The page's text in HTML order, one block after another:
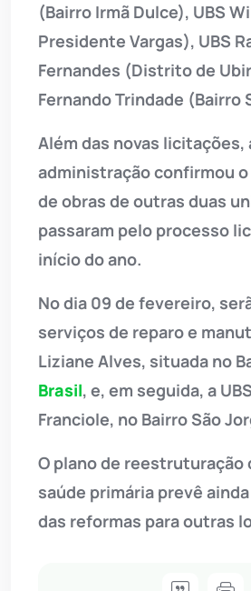
(Bairro Irmã Dulce), UBS
Presidente Vargas), UBS
Fernandes (Distrito de
Fernando Trindade (Bairro
Além das novas licitações,
administração confirmou
de obras de outras duas
passaram pelo processo
início do ano.
No dia 09 de fevereiro,
serviços de reparo e
Liziane Alves, situada no
Brasil, e, em seguida, a
Franciole, no Bairro São
O plano de reestruturação
saúde primária prevê
das reformas para outras